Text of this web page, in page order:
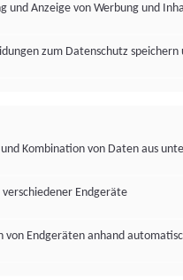
und Anzeige von Werbung und
zum Datenschutz
Kombination von Daten aus
Endgeräte
von Endgeräten anhand